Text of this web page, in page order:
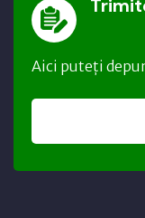
Aici puteți